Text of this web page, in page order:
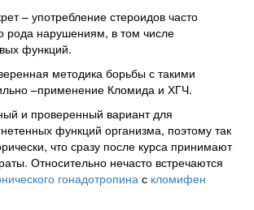
– употребление стероидов часто
рода нарушениям, в том числе
функций.
методика борьбы с такими
–применение Кломида и ХГЧ.
и проверенный вариант для
функций организма, поэтому так
что сразу после курса принимают
Относительно нечасто встречаются
гонадотропина с кломифен